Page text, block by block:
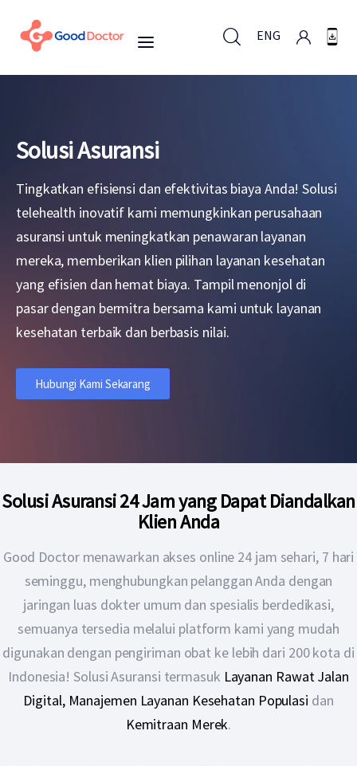
ENG
Untuk Bisnis
Untuk Anda
Mengapa Good Doctor
Berita
Layanan
Solusi Asuransi
Tingkatkan efisiensi dan efektivitas biaya Anda! Solusi
telehealth inovatif kami memungkinkan perusahaan
asuransi untuk meningkatkan penawaran layanan
mereka, memberikan klien pilihan layanan kesehatan
yang efisien dan hemat biaya. Tampil menonjol di
pasar dengan bermitra bersama kami untuk layanan
kesehatan terbaik dan berbasis nilai.
Hubungi Kami Sekarang
Solusi Asuransi 24 Jam yang Dapat Diandalkan
Klien Anda
Good Doctor menawarkan akses online 24 jam sehari, 7 hari
seminggu, menghubungkan pelanggan Anda dengan
jaringan luas dokter umum dan spesialis berdedikasi,
semuanya tersedia melalui platform kami yang mudah
digunakan dengan pengiriman obat ke lebih dari 200 kota di
Indonesia! Solusi Asuransi termasuk Layanan Rawat Jalan
Digital, Manajemen Layanan Kesehatan Populasi dan
Kemitraan Merek.